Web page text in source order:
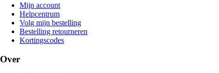
Mijn account
Helpcentrum
Volg mijn bestelling
Bestelling retourneren
Kortingscodes
Over